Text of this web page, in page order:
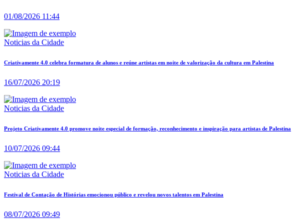
01/08/2026 11:44
Noticias da Cidade
Criativamente 4.0 celebra formatura de alunos e reúne artistas em noite de valorização da cultura em Palestina
16/07/2026 20:19
Noticias da Cidade
Projeto Criativamente 4.0 promove noite especial de formação, reconhecimento e inspiração para artistas de Palestina
10/07/2026 09:44
Noticias da Cidade
Festival de Contação de Histórias emocionou público e revelou novos talentos em Palestina
08/07/2026 09:49